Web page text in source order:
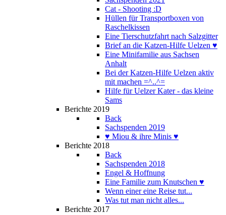
Cat - Shooting :D
Hüllen für Transportboxen von
Raschelkissen
Eine Tierschutzfahrt nach Salzgitter
Brief an die Katzen-Hilfe Uelzen ♥
Eine Minifamilie aus Sachsen
Anhalt
Bei der Katzen-Hilfe Uelzen aktiv
mit machen =^..^=
Hilfe für Uelzer Kater - das kleine
Sams
Berichte 2019
Back
Sachspenden 2019
♥ Miou & ihre Minis ♥
Berichte 2018
Back
Sachspenden 2018
Engel & Hoffnung
Eine Familie zum Knutschen ♥
Wenn einer eine Reise tut...
Was tut man nicht alles...
Berichte 2017